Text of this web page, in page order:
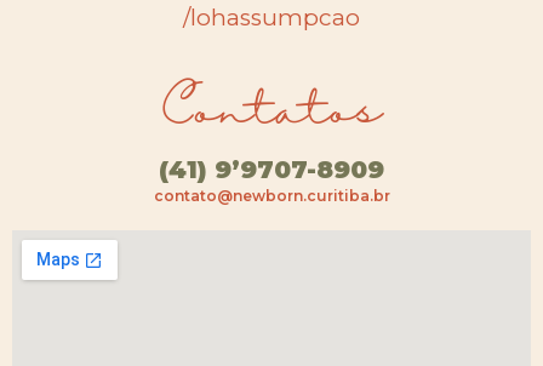
/lohassumpcao
Contatos
(41) 9’9707-8909
contato@newborn.curitiba.br